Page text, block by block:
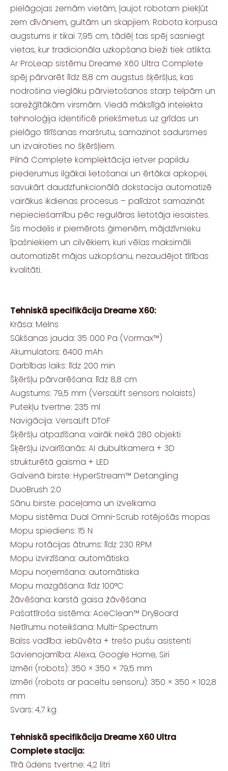
pielāgojas zemām vietām, ļaujot robotam piekļūt
zem dīvāniem, gultām un skapjiem. Robota korpusa
augstums ir tikai 7,95 cm, tādēļ tas spēj sasniegt
vietas, kur tradicionāla uzkopšana bieži tiek atlikta.
Ar ProLeap sistēmu Dreame X60 Ultra Complete
spēj pārvarēt līdz 8,8 cm augstus šķēršļus, kas
nodrošina vieglāku pārvietošanos starp telpām un
sarežģītākām virsmām. Viedā mākslīgā intelekta
tehnoloģija identificē priekšmetus uz grīdas un
pielāgo tīrīšanas maršrutu, samazinot sadursmes
un izvairoties no šķēršļiem.
Pilnā Complete komplektācija ietver papildu
piederumus ilgākai lietošanai un ērtākai apkopei,
savukārt daudzfunkcionālā dokstacija automatizē
vairākus ikdienas procesus – palīdzot samazināt
nepieciešamību pēc regulāras lietotāja iesaistes.
Šis modelis ir piemērots ģimenēm, mājdzīvnieku
īpašniekiem un cilvēkiem, kuri vēlas maksimāli
automatizēt mājas uzkopšanu, nezaudējot tīrības
kvalitāti.
Tehniskā specifikācija Dreame X60:
Krāsa: Melns
Sūkšanas jauda: 35 000 Pa (Vormax™)
Akumulators: 6400 mAh
Darbības laiks: līdz 200 min
Šķēršļu pārvarēšana: līdz 8,8 cm
Augstums: 79,5 mm (VersaLift sensors nolaists)
Putekļu tvertne: 235 ml
Navigācija: VersaLift DToF
Šķēršļu atpazīšana: vairāk nekā 280 objekti
Šķēršļu izvairīšanās: AI dubultkamera + 3D
strukturētā gaisma + LED
Galvenā birste: HyperStream™ Detangling
DuoBrush 2.0
Sānu birste: paceļama un izvelkama
Mopu sistēma: Dual Omni-Scrub rotējošās mopas
Mopu spiediens: 15 N
Mopu rotācijas ātrums: līdz 230 RPM
Mopu izvirzīšana: automātiska
Mopu noņemšana: automātiska
Mopu mazgāšana: līdz 100°C
Žāvēšana: karstā gaisa žāvēšana
Pašattīroša sistēma: AceClean™ DryBoard
Netīrumu noteikšana: Multi-Spectrum
Balss vadība: iebūvēta + trešo pušu asistenti
Savienojamība: Alexa, Google Home, Siri
Izmēri (robots): 350 × 350 × 79,5 mm
Izmēri (robots ar paceltu sensoru): 350 × 350 × 102,8
mm
Svars: 4,7 kg
Tehniskā specifikācija Dreame X60 Ultra
Complete stacija:
Tīrā ūdens tvertne: 4,2 litri